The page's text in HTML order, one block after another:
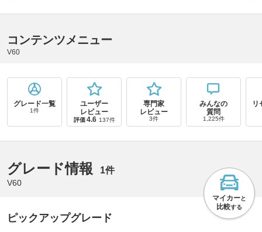
コンテンツメニュー
V60
グレード一覧
1件
ユーザー
レビュー
評価 4.6 137件
専門家
レビュー
3件
みんなの
質問
1,225件
リ
グレード情報 1件
V60
マイカーと
比較する
ピックアップグレード